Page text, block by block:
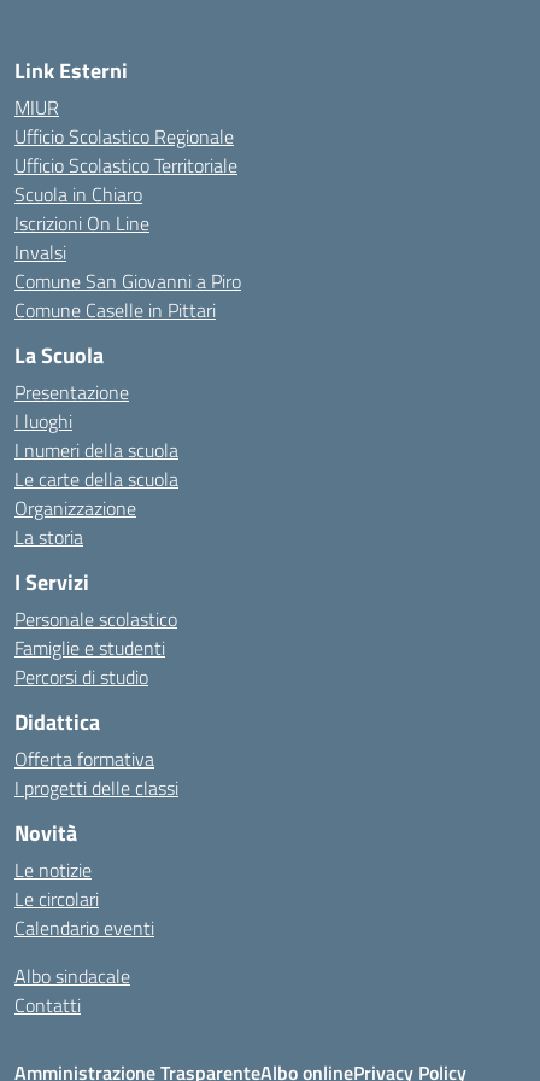
Link Esterni
MIUR
Ufficio Scolastico Regionale
Ufficio Scolastico Territoriale
Scuola in Chiaro
Iscrizioni On Line
Invalsi
Comune San Giovanni a Piro
Comune Caselle in Pittari
La Scuola
Presentazione
I luoghi
I numeri della scuola
Le carte della scuola
Organizzazione
La storia
I Servizi
Personale scolastico
Famiglie e studenti
Percorsi di studio
Didattica
Offerta formativa
I progetti delle classi
Novità
Le notizie
Le circolari
Calendario eventi
Albo sindacale
Contatti
Amministrazione TrasparenteAlbo onlinePrivacy Policy